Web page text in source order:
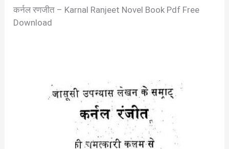
कर्नल रणजीत – Karnal Ranjeet Novel Book Pdf Free
Download